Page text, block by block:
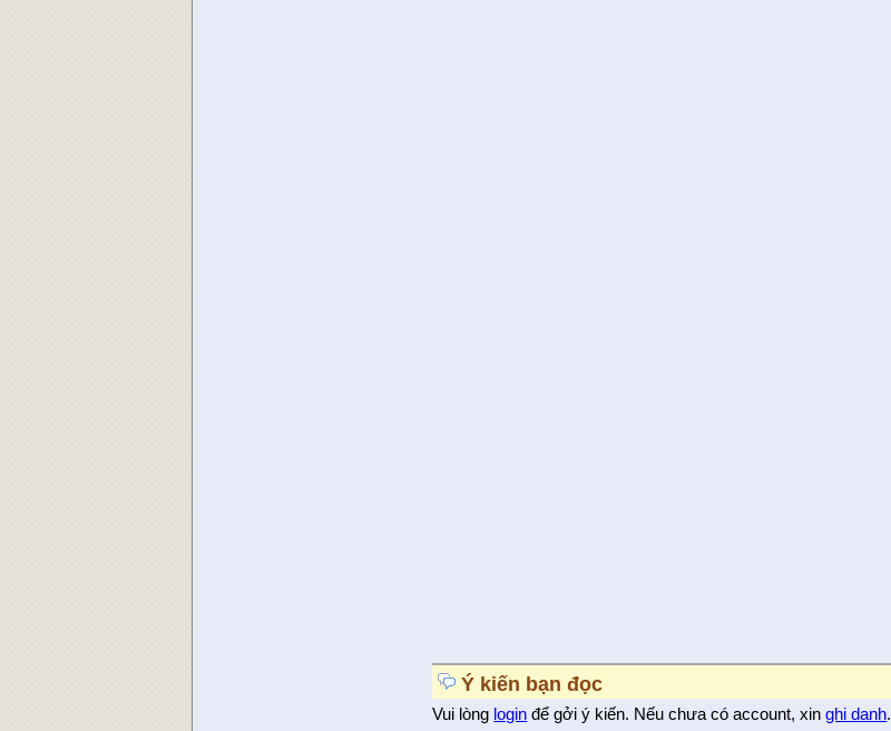
Ý kiến bạn đọc
Vui lòng login để gởi ý kiến. Nếu chưa có account, xinghi danh.